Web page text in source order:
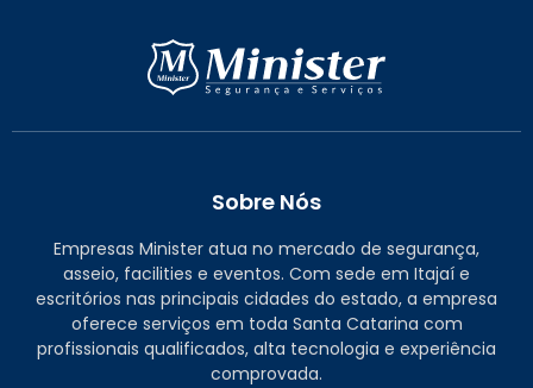
Sobre Nós
Empresas Minister atua no mercado de segurança,
asseio, facilities e eventos. Com sede em Itajaí e
escritórios nas principais cidades do estado, a empresa
oferece serviços em toda Santa Catarina com
profissionais qualificados, alta tecnologia e experiência
comprovada.